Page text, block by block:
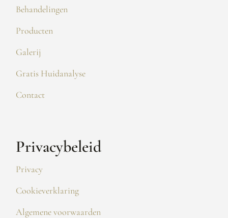
Behandelingen
Producten
Galerij
Gratis Huidanalyse
Contact
Privacybeleid
Privacy
Cookieverklaring
Algemene voorwaarden